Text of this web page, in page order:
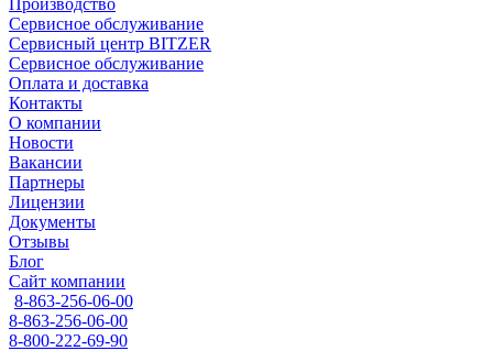
Производство
Сервисное обслуживание
Сервисный центр BITZER
Сервисное обслуживание
Оплата и доставка
Контакты
О компании
Новости
Вакансии
Партнеры
Лицензии
Документы
Отзывы
Блог
Сайт компании
8-863-256-06-00
8-863-256-06-00
8-800-222-69-90